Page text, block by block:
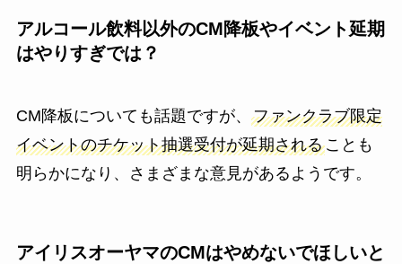
アルコール飲料以外のCM降板やイベント延期
はやりすぎでは？
CM降板についても話題ですが、 ファンクラブ限定
イベントのチケット抽選受付が延期されることも
明らかになり、さまざまな意見があるようです。
アイリスオーヤマのCMはやめないでほしいと